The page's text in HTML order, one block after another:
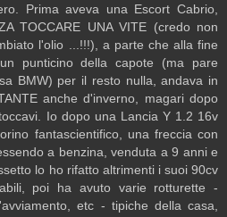
Prima aveva una Escort Cabrio,
TOCCARE UNA VITE (credo non
l'olio ...!!!), a parte che alla fine
punticino della capote (ma pare
BMW) per il resto nulla, andava in
anche d'inverno, magari dopo
Io dopo una Lancia Y 1.2 16v
fantascientifico, una freccia con
a benzina, venduta a 9 anni e
lo ho rifatto altrimenti i suoi 90cv
poi ha avuto varie rotturette -
etc - tipiche della casa,